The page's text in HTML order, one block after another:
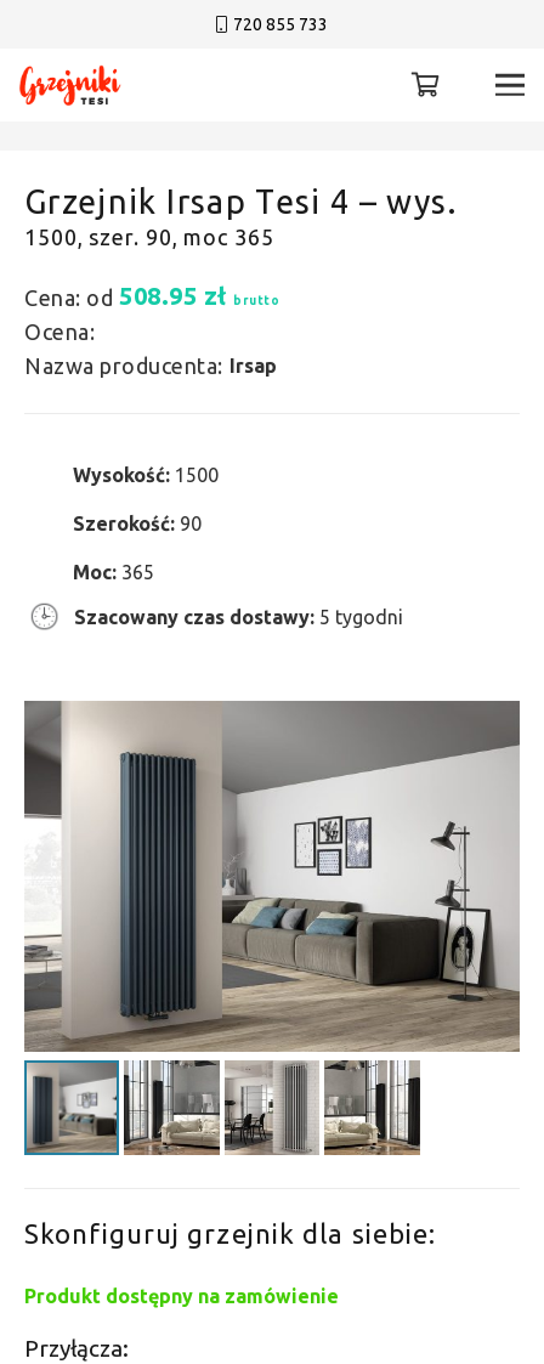
720 855 733
Grzejnik Irsap Tesi 4 – wys.
1500, szer. 90, moc 365
Cena: od 508.95 zł brutto
Ocena:
Nazwa producenta: Irsap
Wysokość: 1500
Szerokość: 90
Moc: 365
Szacowany czas dostawy: 5 tygodni
Skonfiguruj grzejnik dla siebie:
Produkt dostępny na zamówienie
Przyłącza: